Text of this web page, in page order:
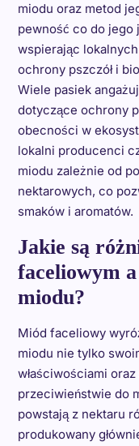
miodu oraz metod
pewność co do jego
wspierając
ochrony pszczół i
Wiele pasiek
dotyczące ochrony
obecności w
lokalni producenci
miodu zależnie od
nektarowych, co
smaków i aromatów.
Jakie są
faceliowym
miodu?
Miód faceliowy
miodu nie tylko
właściwościami
przeciwieństwie do
powstają z nektaru
produkowany